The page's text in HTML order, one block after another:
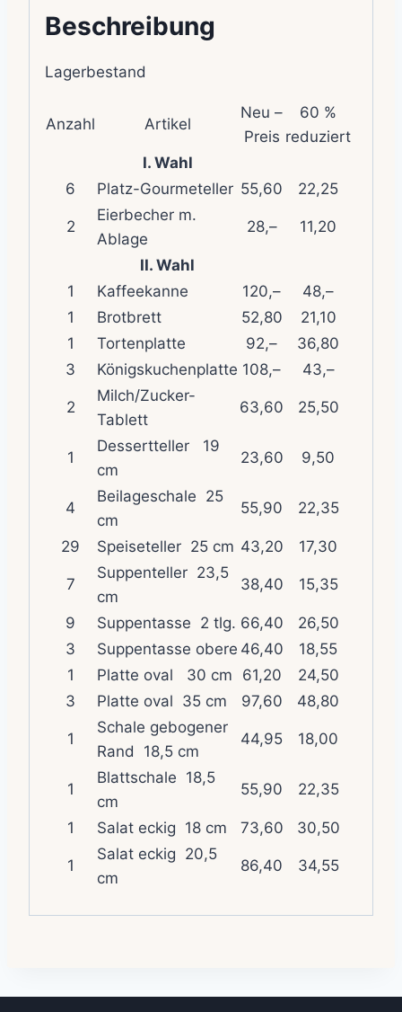
Beschreibung
Lagerbestand
Anzahl Artikel
Neu –
Preis
60 %
reduziert
I. Wahl
6
Platz-Gourmeteller 55,60 22,25
2
Eierbecher m.
Ablage
28,– 11,20
II. Wahl
1
Kaffeekanne 120,–
48,–
1
Brotbrett 52,80
21,10
1
Tortenplatte 92,–
36,80
3
Königskuchenplatte 108,– 43,–
2
Milch/Zucker-
Tablett
63,60 25,50
1
Dessertteller 19
cm
23,60 9,50
4
Beilageschale 25
cm
55,90 22,35
29 Speiseteller 25 cm 43,20 17,30
7
Suppenteller 23,5
cm
38,40 15,35
9 Suppentasse 2 tlg. 66,40
26,50
3
Suppentasse obere 46,40
18,55
1
Platte oval 30 cm 61,20
24,50
3
Platte oval 35 cm 97,60 48,80
1
Schale gebogener
Rand 18,5 cm
44,95 18,00
1
Blattschale 18,5
cm
55,90 22,35
1 Salat eckig 18 cm 73,60 30,50
1
Salat eckig 20,5
cm
86,40 34,55